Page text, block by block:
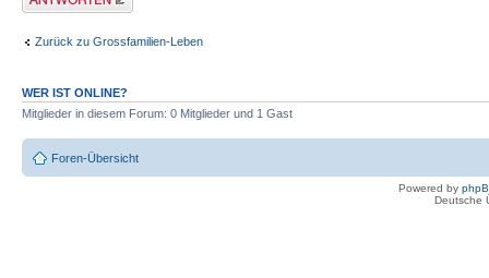
Zurück zu Grossfamilien-Leben
WER IST ONLINE?
Mitglieder in diesem Forum: 0 Mitglieder und 1 Gast
Foren-Übersicht
Powered by
Deutsche